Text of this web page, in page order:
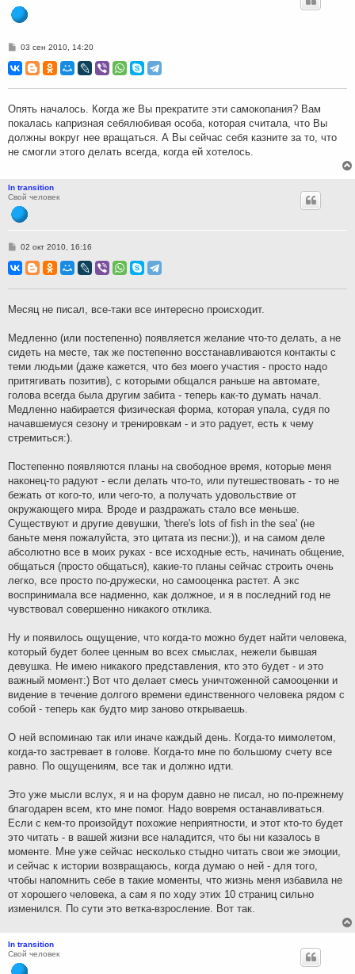
С
о
б
и
е
03 сен 2010, 14:20
Опять началось. Когда же Вы прекратите эти самокопания? Вам
покалась капризная себялюбивая особа, которая считала, что Вы
должны вокруг нее вращаться. А Вы сейчас себя казните за то, что
не смогли этого делать всегда, когда ей хотелось.
In transition
Свой человек
С
о
б
и
02 окт 2010, 16:16
Месяц не писал, все-таки все интересно происходит.
Медленно (или постепенно) появляется желание что-то делать, а не
сидеть на месте, так же постепенно восстанавливаются контакты с
теми людьми (даже кажется, что без моего участия - просто надо
притягивать позитив), с которыми общался раньше на автомате,
голова всегда была другим забита - теперь как-то думать начал.
Медленно набирается физическая форма, которая упала, судя по
начавшемуся сезону и тренировкам - и это радует, есть к чему
стремиться:).
Постепенно появляются планы на свободное время, которые меня
наконец-то радуют - если делать что-то, или путешествовать - то не
бежать от кого-то, или чего-то, а получать удовольствие от
окружающего мира. Вроде и раздражать стало все меньше.
Существуют и другие девушки, 'there's lots of fish in the sea' (не
баньте меня пожалуйста, это цитата из песни:)), и на самом деле
абсолютно все в моих руках - все исходные есть, начинать общение,
общаться (просто общаться), какие-то планы сейчас строить очень
легко, все просто по-дружески, но самооценка растет. А экс
воспринимала все надменно, как должное, и я в последний год не
чувствовал совершенно никакого отклика.
Ну и появилось ощущение, что когда-то можно будет найти человека,
который будет более ценным во всех смыслах, нежели бывшая
девушка. Не имею никакого представления, кто это будет - и это
важный момент:) Вот что делает смесь уничтоженной самооценки и
видение в течение долгого времени единственного человека рядом с
собой - теперь как будто мир заново открываешь.
О ней вспоминаю так или иначе каждый день. Когда-то мимолетом,
когда-то застревает в голове. Когда-то мне по большому счету все
равно. По ощущениям, все так и должно идти.
Это уже мысли вслух, я и на форум давно не писал, но по-прежнему
благодарен всем, кто мне помог. Надо вовремя останавливаться.
Если с кем-то произойдут похожие неприятности, и этот кто-то будет
это читать - в вашей жизни все наладится, что бы ни казалось в
моменте. Мне уже сейчас несколько стыдно читать свои же эмоции,
и сейчас к истории возвращаюсь, когда думаю о ней - для того,
чтобы напомнить себе в такие моменты, что жизнь меня избавила не
от хорошего человека, а сам я по ходу этих 10 страниц сильно
изменился. По сути это ветка-взросление. Вот так.
In transition
Свой человек